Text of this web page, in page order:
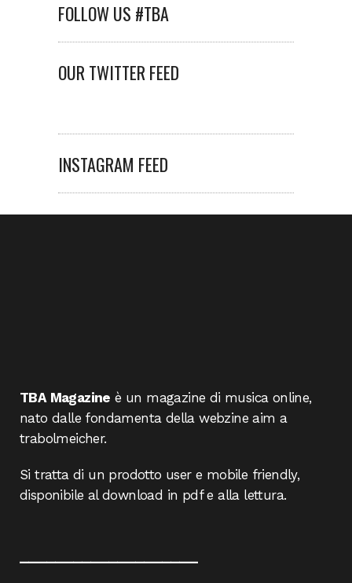
FOLLOW US #TBA
OUR TWITTER FEED
INSTAGRAM FEED
TBA Magazine è un magazine di musica online,
nato dalle fondamenta della webzine aim a
trabolmeicher.
Si tratta di un prodotto user e mobile friendly,
disponibile al download in pdf e alla lettura.